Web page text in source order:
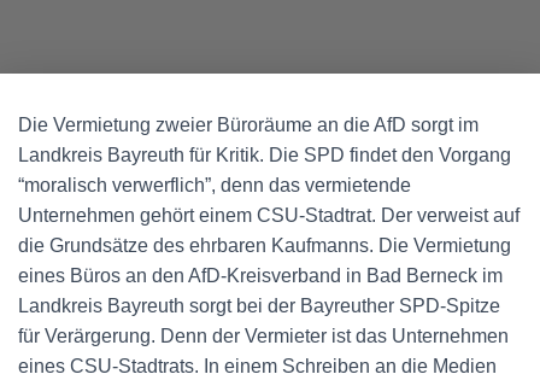
Die Vermietung zweier Büroräume an die AfD sorgt im
Landkreis Bayreuth für Kritik. Die SPD findet den Vorgang
“moralisch verwerflich”, denn das vermietende
Unternehmen gehört einem CSU-Stadtrat. Der verweist auf
die Grundsätze des ehrbaren Kaufmanns. Die Vermietung
eines Büros an den AfD-Kreisverband in Bad Berneck im
Landkreis Bayreuth sorgt bei der Bayreuther SPD-Spitze
für Verärgerung. Denn der Vermieter ist das Unternehmen
eines CSU-Stadtrats. In einem Schreiben an die Medien